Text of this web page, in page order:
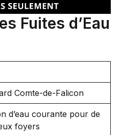
Fuites d’Eau
Comte-de-Falicon
d’eau courante pour de
foyers